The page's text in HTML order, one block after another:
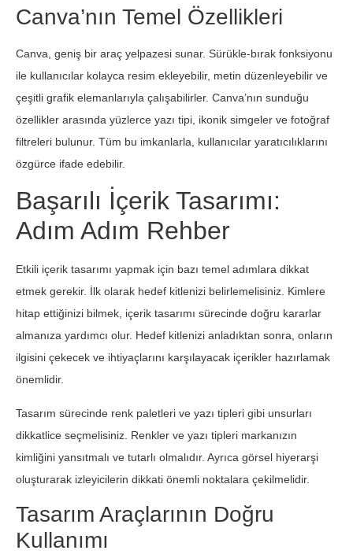
Canva’nın Temel Özellikleri
Canva, geniş bir araç yelpazesi sunar. Sürükle-bırak fonksiyonu
ile kullanıcılar kolayca resim ekleyebilir, metin düzenleyebilir ve
çeşitli grafik elemanlarıyla çalışabilirler. Canva’nın sunduğu
özellikler arasında yüzlerce yazı tipi, ikonik simgeler ve fotoğraf
filtreleri bulunur. Tüm bu imkanlarla, kullanıcılar yaratıcılıklarını
özgürce ifade edebilir.
Başarılı İçerik Tasarımı:
Adım Adım Rehber
Etkili içerik tasarımı yapmak için bazı temel adımlara dikkat
etmek gerekir. İlk olarak hedef kitlenizi belirlemelisiniz. Kimlere
hitap ettiğinizi bilmek, içerik tasarımı sürecinde doğru kararlar
almanıza yardımcı olur. Hedef kitlenizi anladıktan sonra, onların
ilgisini çekecek ve ihtiyaçlarını karşılayacak içerikler hazırlamak
önemlidir.
Tasarım sürecinde renk paletleri ve yazı tipleri gibi unsurları
dikkatlice seçmelisiniz. Renkler ve yazı tipleri markanızın
kimliğini yansıtmalı ve tutarlı olmalıdır. Ayrıca görsel hiyerarşi
oluşturarak izleyicilerin dikkati önemli noktalara çekilmelidir.
Tasarım Araçlarının Doğru
Kullanımı